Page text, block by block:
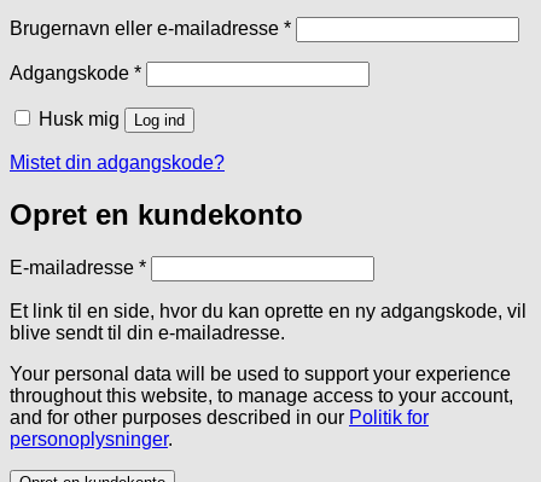
Brugernavn eller e-mailadresse *Påkrævet
Adgangskode *Påkrævet
Husk mig Log ind
Mistet din adgangskode?
Opret en kundekonto
E-mailadresse *Påkrævet
Et link til en side, hvor du kan oprette en ny adgangskode, vil
blive sendt til din e-mailadresse.
Your personal data will be used to support your experience
throughout this website, to manage access to your account,
and for other purposes described in our Politik for
personoplysninger.